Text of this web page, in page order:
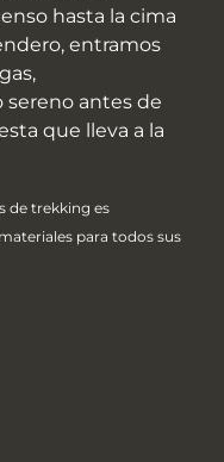
hasta la cima
entramos
antes de
que lleva a la
de trekking es
para todos sus